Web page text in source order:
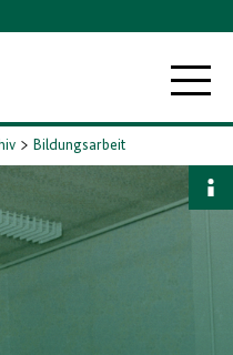
Bildungsarbeit